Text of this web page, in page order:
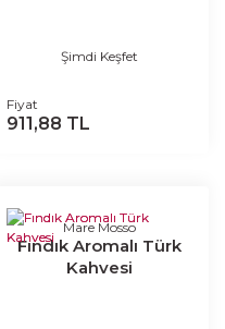
Şimdi Keşfet
Fiyat
911,88 TL
Mare Mosso
Fındık Aromalı Türk
Kahvesi